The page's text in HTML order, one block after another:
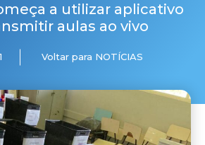
a utilizar aplicativo
aulas ao vivo
Voltar para NOTÍCIAS